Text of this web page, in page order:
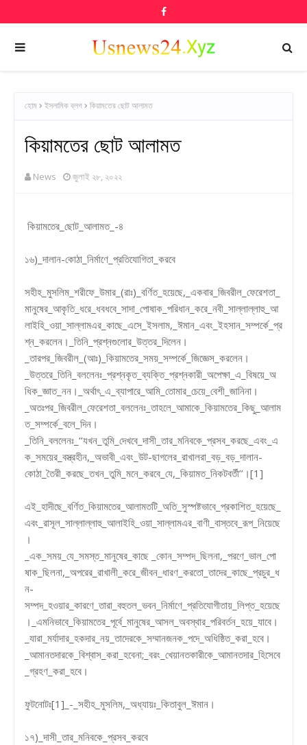
হোম ইসলামিক ব্লগ কিয়ামতের ছোট আলামত
কিয়ামতের ছোট আলামত
News জুলাই ২৮, ২০২২
কিয়ামতের_ছোট_আলামত_-৪
১৬)_দালান-কোঠা_নির্মাণে_প্রতিযোগিতা_করবে
সহীহ_মুসলিম_শরীফে_উমার_(রাঃ)_বর্ণিত_হয়েছে,_একবার_জিবরীল_ফেরেশতা_
মানুষের_আকৃতি_ধরে_ধবধবে_সাদা_পোষাক_পরিধান_করে_নবী_সাল্লাল্লাহু_আ
লাইহি_ওয়া_সাল্লামএর_কাছে_এসে_ইসলাম,_ঈমান_এবং_ইহসান_সম্পর্কে_প্র
শ্ন_করলেন।_তিনি_প্রশ্নগুলোর_উত্তর_দিলেন।
_তারপর_জিবরীল_(আঃ)_কিয়ামতের_সময়_সম্পর্কে_জিজ্ঞেস_করলেন।
_উত্তরে_তিনি_বললেনঃ_প্রশ্নকৃত_ব্যক্তি_প্রশ্নকারী_অপেক্ষা_এ_বিষয়ে_অ
ধিক_জ্ঞাত_নন।_অর্থাৎ_এ_ব্যাপারে_আমি_তোমার_চেয়ে_বেশী_জানিনা।
_অতঃপর_জিবরীল_ফেরেশতা_বললেনঃ_তাহলে_আমাকে_কিয়ামতের_কিছু_আলাম
ত_সম্পর্কে_বলে_দিন।
_তিনি_বললেনঃ_‘‘যখন_তুমি_দেখবে_দাসী_তার_মনিবকে_প্রসব_করছে_এবং_এ
ক_সময়ের_বস্ত্রহীন,_অভাবী_এবং_উট-ছাগলের_রাখালরা_বড়_বড়_দালান-
কোঠা_তৈরী_করছে_তখন_তুমি_মনে_করবে_যে,_কিয়ামত_নিকটবর্তী’’।[1]
এই_হাদীছে_বর্ণিত_কিয়ামতের_আলামতটি_অতি_সুস্পষ্টভাবে_প্রকাশিত_হয়েছে_
এবং_রাসূল_সাল্লাল্লাহু_আলাইহি_ওয়া_সাল্লামএর_বাণী_বাস্তবে_রূপ_নিয়েছে
।
_এক_সময়_যে_সমস্ত_মানুষের_কাছে _কোন_সম্পদ_ছিলনা,_পরণে_ভাল_পো
ষাক_ছিলনা,_অপরের_রাখালী_করে_জীবন_ধারণ_করতো_তাদের_কাছে_প্রচুর_ধ
ন-
সম্পদ_হওয়ার_কারণে_তারা_বহুতল_ভবন_নির্মাণে_প্রতিযোগীতায়_লিপ্ত_হয়েছে
।_এমনিভাবে_কিয়ামতের_পূর্বে_মানুষের_আসল_অবস্থার_পরিবর্তন_হয়ে_যাবে।
_যারা_মর্যাদার_হকদার_নয়_তাদেরকে_সম্মানজনক_পদে_অধিষ্ঠিত_করা_হবে।
_আমানতদারকে_বিশ্বাস_করা_হবেনা;_বরং_খেয়ানতকারীকে_আমানতদার_হিসেবে
_গ্রহণ_করা_হবে।
ফুটনোটঃ[1]_-_সহীহ_মুসলিম,_অধ্যায়ঃ_কিতাবুল_ঈমান।
১৭)_দাসী_তার_মনিবকে_প্রসব_করবে